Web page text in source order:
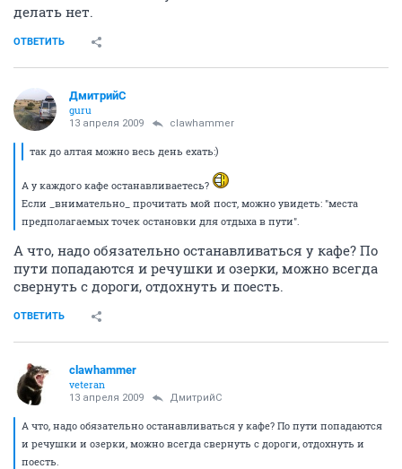
делать нет.
ОТВЕТИТЬ
ДмитрийС
guru
13 апреля 2009 clawhammer
так до алтая можно весь день ехать:)
А у каждого кафе останавливаетесь?
Если _внимательно_ прочитать мой пост, можно увидеть: "места
предполагаемых точек остановки для отдыха в пути".
А что, надо обязательно останавливаться у кафе? По
пути попадаются и речушки и озерки, можно всегда
свернуть с дороги, отдохнуть и поесть.
ОТВЕТИТЬ
clawhammer
veteran
13 апреля 2009 ДмитрийС
А что, надо обязательно останавливаться у кафе? По пути попадаются
и речушки и озерки, можно всегда свернуть с дороги, отдохнуть и
поесть.